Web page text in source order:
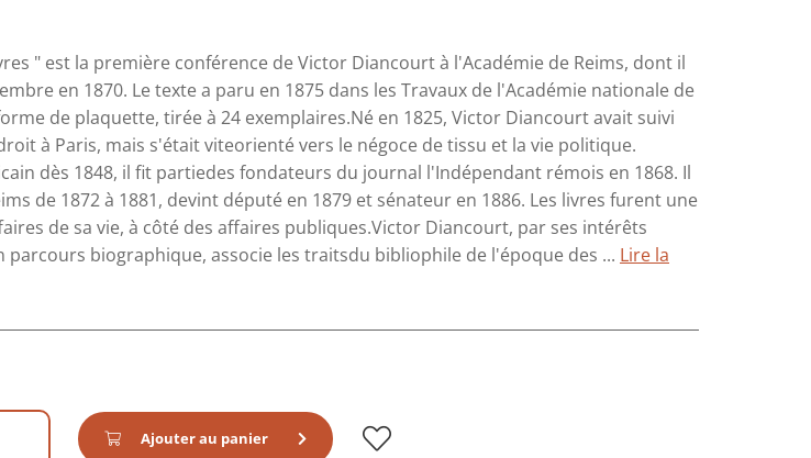
" est la première conférence de Victor Diancourt à l'Académie de Reims, dont il
en 1870. Le texte a paru en 1875 dans les Travaux de l'Académie nationale de
de plaquette, tirée à 24 exemplaires.Né en 1825, Victor Diancourt avait suivi
à Paris, mais s'était viteorienté vers le négoce de tissu et la vie politique.
dès 1848, il fit partiedes fondateurs du journal l'Indépendant rémois en 1868. Il
de 1872 à 1881, devint député en 1879 et sénateur en 1886. Les livres furent une
de sa vie, à côté des affaires publiques.Victor Diancourt, par ses intérêts
parcours biographique, associe les traitsdu bibliophile de l'époque des ... Lire la
Ajouter au panier